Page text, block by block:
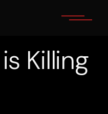
Killing